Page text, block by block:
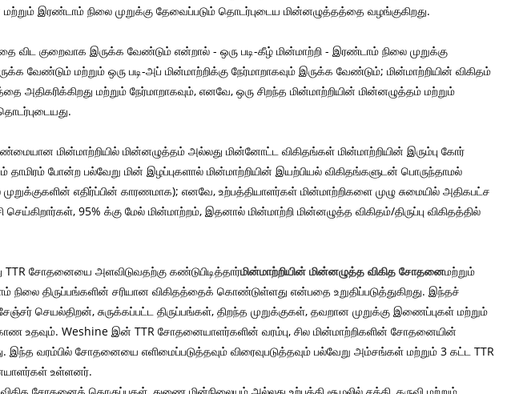
மற்றும் இரண்டாம் நிலை முறுக்கு தேவைப்படும் தொடர்புடைய மின்னழுத்தத்தை வழங்குகிறது.
குறைவாக இருக்க வேண்டும் என்றால் - ஒரு படி-கீழ் மின்மாற்றி - இரண்டாம் நிலை முறுக்கு
மற்றும் ஒரு படி-அப் மின்மாற்றிக்கு நேர்மாறாகவும் இருக்க வேண்டும்; மின்மாற்றியின் விகிதம்
மற்றும் நேர்மாறாகவும், எனவே, ஒரு சிறந்த மின்மாற்றியின் மின்னழுத்தம் மற்றும்
மின்மாற்றியில் மின்னழுத்தம் அல்லது மின்னோட்ட விகிதங்கள் மின்மாற்றியின் இரும்பு கோர்
தாமிரம் போன்ற பல்வேறு மின் இழப்புகளால் மின்மாற்றியின் இயற்பியல் விகிதங்களுடன் பொருந்தாமல்
எதிர்ப்பின் காரணமாக); எனவே, உற்பத்தியாளர்கள் மின்மாற்றிகளை முழு சுமையில் அதிகபட்ச
95% க்கு மேல் மின்மாற்றம், இதனால் மின்மாற்றி மின்னழுத்த விகிதம்/திருப்பு விகிதத்தில்
சோதனையை அளவிடுவதற்கு கண்டுபிடித்தார்மின்மாற்றியின் மின்னழுத்த விகித சோதனைமற்றும்
நிலை திருப்பங்களின் சரியான விகிதத்தைக் கொண்டுள்ளது என்பதை உறுதிப்படுத்துகிறது. இந்தச்
செயல்திறன், சுருக்கப்பட்ட திருப்பங்கள், திறந்த முறுக்குகள், தவறான முறுக்கு இணைப்புகள் மற்றும்
உதவும். Weshine இன் TTR சோதனையாளர்களின் வரம்பு, சில மின்மாற்றிகளின் சோதனையின்
வரம்பில் சோதனையை எளிமைப்படுத்தவும் விரைவுபடுத்தவும் பல்வேறு அம்சங்கள் மற்றும் 3 கட்ட TTR
உள்ளனர்.